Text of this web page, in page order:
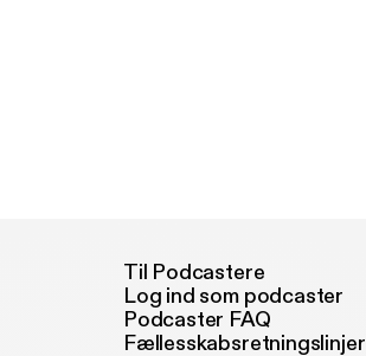
Til Podcastere
Log ind som podcaster
Podcaster FAQ
Fællesskabsretningslinjer